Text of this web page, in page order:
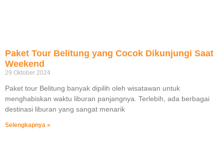
Paket Tour Belitung yang Cocok Dikunjungi Saat
Weekend
29 Oktober 2024
Paket tour Belitung banyak dipilih oleh wisatawan untuk
menghabiskan waktu liburan panjangnya. Terlebih, ada berbagai
destinasi liburan yang sangat menarik
Selengkapnya »